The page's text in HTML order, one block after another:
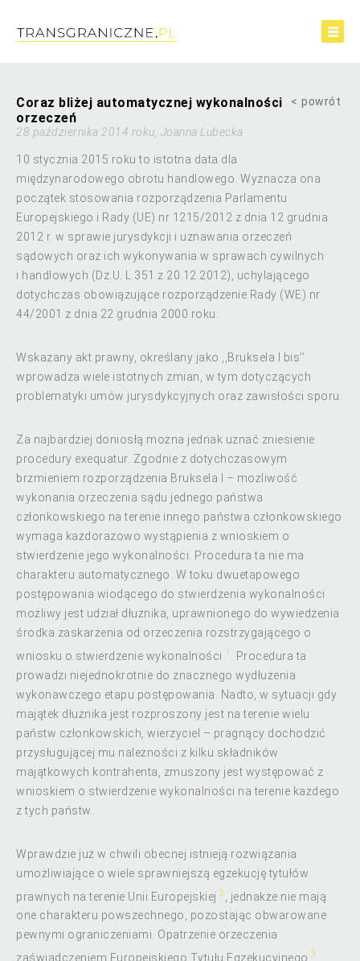
Coraz bliżej automatycznej wykonalności
orzeczeń
powrót
28 października 2014 roku, Joanna Lubecka
10 stycznia 2015 roku to istotna data dla
międzynarodowego obrotu handlowego. Wyznacza ona
początek stosowania rozporządzenia Parlamentu
Europejskiego i Rady (UE) nr 1215/2012 z dnia 12 grudnia
2012 r. w sprawie jurysdykcji i uznawania orzeczeń
sądowych oraz ich wykonywania w sprawach cywilnych
i handlowych (Dz.U. L 351 z 20.12.2012), uchylającego
dotychczas obowiązujące rozporządzenie Rady (WE) nr
44/2001 z dnia 22 grudnia 2000 roku.
Wskazany akt prawny, określany jako ,,Bruksela I bis’’
wprowadza wiele istotnych zmian, w tym dotyczących
problematyki umów jurysdykcyjnych oraz zawisłości sporu.
Za najbardziej doniosłą można jednak uznać zniesienie
procedury exequatur. Zgodnie z dotychczasowym
brzmieniem rozporządzenia Bruksela I – możliwość
wykonania orzeczenia sądu jednego państwa
członkowskiego na terenie innego państwa członkowskiego
wymaga każdorazowo wystąpienia z wnioskiem o
stwierdzenie jego wykonalności. Procedura ta nie ma
charakteru automatycznego. W toku dwuetapowego
postępowania wiodącego do stwierdzenia wykonalności
możliwy jest udział dłużnika, uprawnionego do wywiedzenia
środka zaskarżenia od orzeczenia rozstrzygającego o
wniosku o stwierdzenie wykonalności 1
. Procedura ta
prowadzi niejednokrotnie do znacznego wydłużenia
wykonawczego etapu postępowania. Nadto, w sytuacji gdy
majątek dłużnika jest rozproszony jest na terenie wielu
państw członkowskich, wierzyciel – pragnący dochodzić
przysługującej mu należności z kilku składników
majątkowych kontrahenta, zmuszony jest występować z
wnioskiem o stwierdzenie wykonalności na terenie każdego
z tych państw.
Wprawdzie już w chwili obecnej istnieją rozwiązania
umożliwiające o wiele sprawniejszą egzekucję tytułów
prawnych na terenie Unii Europejskiej 2
, jednakże nie mają
one charakteru powszechnego, pozostając obwarowane
pewnymi ograniczeniami. Opatrzenie orzeczenia
zaświadczeniem Europejskiego Tytułu Egzekucyjnego 3